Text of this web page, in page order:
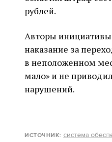
рублей.
Авторы
наказание за
в неположенном
мало» и не
нарушений.
ИСТОЧНИК: система